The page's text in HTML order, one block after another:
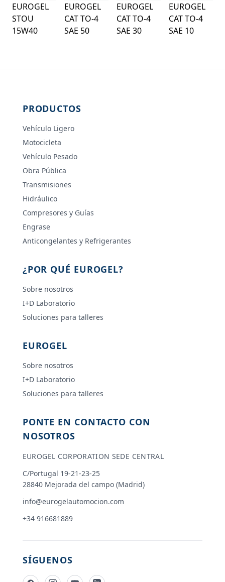
EUROGEL
STOU
15W40
EUROGEL
CAT TO-4
SAE 50
EUROGEL
CAT TO-4
SAE 30
EUROGEL
CAT TO-4
SAE 10
PRODUCTOS
Vehículo Ligero
Motocicleta
Vehículo Pesado
Obra Pública
Transmisiones
Hidráulico
Compresores y Guías
Engrase
Anticongelantes y Refrigerantes
¿POR QUÉ EUROGEL?
Sobre nosotros
I+D Laboratorio
Soluciones para talleres
EUROGEL
Sobre nosotros
I+D Laboratorio
Soluciones para talleres
PONTE EN CONTACTO CON
NOSOTROS
EUROGEL CORPORATION SEDE CENTRAL
C/Portugal 19-21-23-25
28840 Mejorada del campo (Madrid)
info@eurogelautomocion.com
+34 916681889
SÍGUENOS